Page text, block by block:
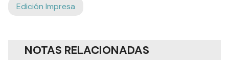
Edición Impresa
NOTAS RELACIONADAS